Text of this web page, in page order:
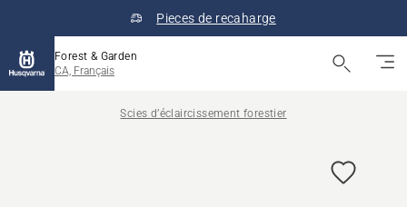
Pieces de recaharge
Forest & Garden
CA, Français
Scies d’éclaircissement forestier